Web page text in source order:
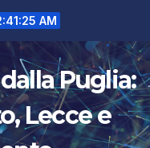
AM
Puglia:
Lecce e